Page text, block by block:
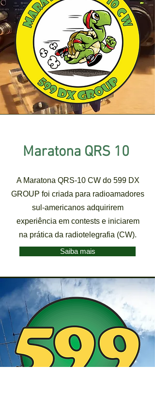
Maratona QRS 10
A Maratona QRS-10 CW do 599 DX
GROUP foi criada para radioamadores
sul-americanos adquirirem
experiência em contests e iniciarem
na prática da radiotelegrafia (CW).
Saiba mais